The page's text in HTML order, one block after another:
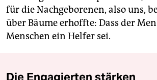
für die Nachgeborenen, also uns,
über Bäume erhoffte: Dass der
Menschen ein Helfer sei.
Die Engagierten stärken